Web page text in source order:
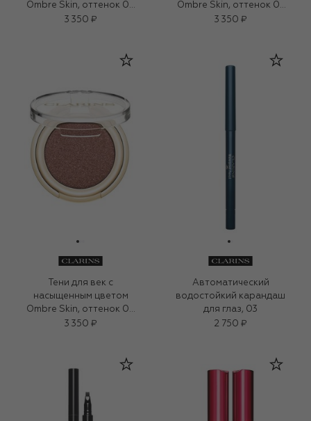
Ombre Skin, оттенок 05
(1,5g)
3 350 ₽
Ombre Skin, оттенок 07
(1.5g)
3 350 ₽
Тени для век с
насыщенным цветом
Ombre Skin, оттенок 08
(1.5g)
3 350 ₽
Автоматический
водостойкий карандаш
для глаз, 03
2 750 ₽